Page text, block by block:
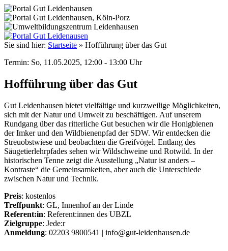
Sie sind hier: Startseite » Hofführung über das Gut
Termin: So, 11.05.2025, 12:00 - 13:00 Uhr
Hofführung über das Gut
Gut Leidenhausen bietet vielfältige und kurzweilige Möglichkeiten,
sich mit der Natur und Umwelt zu beschäftigen. Auf unserem
Rundgang über das ritterliche Gut besuchen wir die Honigbienen
der Imker und den Wildbienenpfad der SDW. Wir entdecken die
Streuobstwiese und beobachten die Greifvögel. Entlang des
Säugetierlehrpfades sehen wir Wildschweine und Rotwild. In der
historischen Tenne zeigt die Ausstellung „Natur ist anders –
Kontraste“ die Gemeinsamkeiten, aber auch die Unterschiede
zwischen Natur und Technik.
Preis: kostenlos
Treffpunkt: GL, Innenhof an der Linde
Referent:in: Referent:innen des UBZL
Zielgruppe: Jede:r
Anmeldung: 02203 9800541 | info@gut-leidenhausen.de